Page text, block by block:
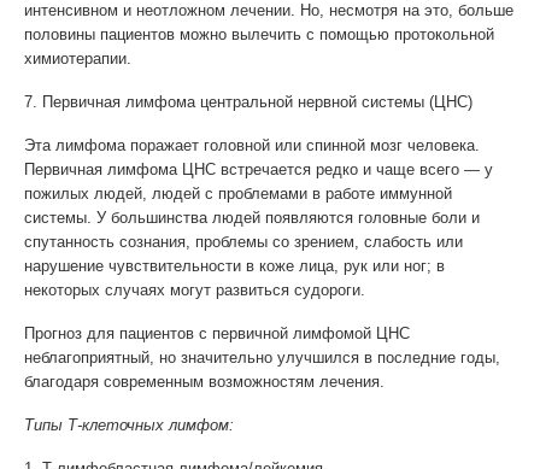
интенсивном и неотложном лечении. Но, несмотря на это, больше
половины пациентов можно вылечить с помощью протокольной
химиотерапии.
7. Первичная лимфома центральной нервной системы (ЦНС)
Эта лимфома поражает головной или спинной мозг человека.
Первичная лимфома ЦНС встречается редко и чаще всего — у
пожилых людей, людей с проблемами в работе иммунной
системы. У большинства людей появляются головные боли и
спутанность сознания, проблемы со зрением, слабость или
нарушение чувствительности в коже лица, рук или ног; в
некоторых случаях могут развиться судороги.
Прогноз для пациентов с первичной лимфомой ЦНС
неблагоприятный, но значительно улучшился в последние годы,
благодаря современным возможностям лечения.
Типы Т-клеточных лимфом: